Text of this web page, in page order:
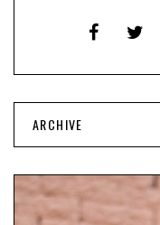
ARCHIVE